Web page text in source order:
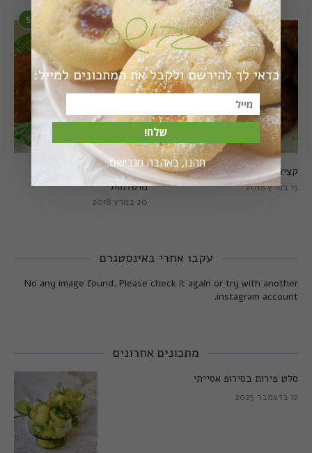
5
קציצות כרישה טבעוניות
מושלמות
20 במרץ 2018
6
קציצות כרישה מושלמות
15 במרץ 2018
עקבו אחרי באינסטגרם
No any image found. Please check it again or try with another
instagram account.
מתכונים אחרונים
סלט פירות בסירופ אסייתי
12 בדצמבר 2025
כדאי לך להירשם ולקבל את המתכונים למייל:
שלח!
תהנו, באהבה מגבישס.